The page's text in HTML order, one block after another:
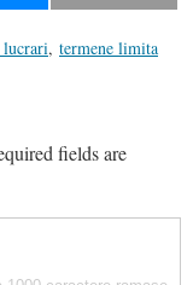
lucrari, termene limita
fields are